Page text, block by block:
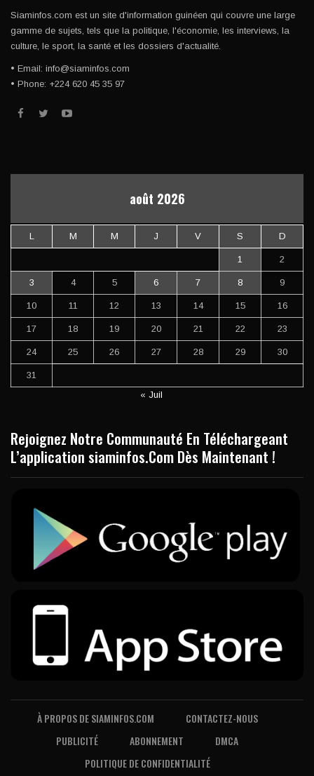
Siaminfos.com est un site d'information guinéen qui couvre une large
gamme de sujets, tels que la politique, l'économie, les interviews, la
culture, le sport, la santé et les dossiers d'actualité.
• Email: info@siaminfos.com
• Phone: +224 620 45 35 97
août 2026
L M M J V S D
1 2
3 4 5 6 7 8 9
10 11 12 13 14 15 16
17 18 19 20 21 22 23
24 25 26 27 28 29 30
31
« Juil
Rejoignez Notre Communauté En Téléchargeant
L’application siaminfos.Com Dès Maintenant !
À PROPOS DE SIAMINFOS.COM
CONTACTEZ-NOUS
PUBLICITÉ
ABONNEMENT
DMCA
POLITIQUE DE CONFIDENTIALITÉ